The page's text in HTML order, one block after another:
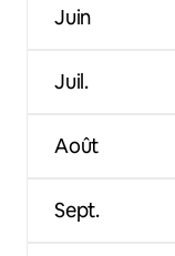
Juin
Juil.
Août
Sept.